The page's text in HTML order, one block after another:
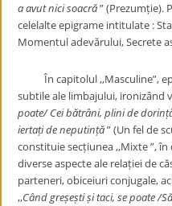
a avut nici soacră” (Prezumție).
celelalte epigrame intitulate :
Momentul adevărului, Secrete
În capitolul ,,Masculine”,
subtile ale limbajului, ironizând
poate/ Cei bătrâni, plini de
iertați de neputință” (Un fel de
constituie secțiunea ,,Mixte ”,
diverse aspecte ale relației de
parteneri, obiceiuri conjugale,
,,Când greșești și taci, se poate /